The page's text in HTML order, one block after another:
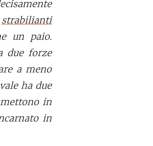
strabilianti
un paio.
due forze
a meno
ha due
in
in